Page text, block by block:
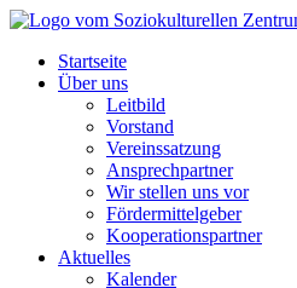
Startseite
Über uns
Leitbild
Vorstand
Vereinssatzung
Ansprechpartner
Wir stellen uns vor
Fördermittelgeber
Kooperationspartner
Aktuelles
Kalender